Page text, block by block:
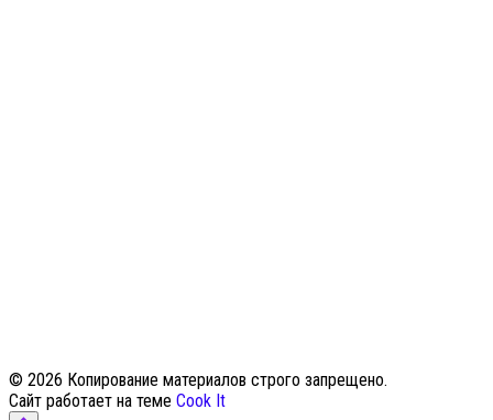
© 2026 Копирование материалов строго запрещено.
Сайт работает на теме Cook It